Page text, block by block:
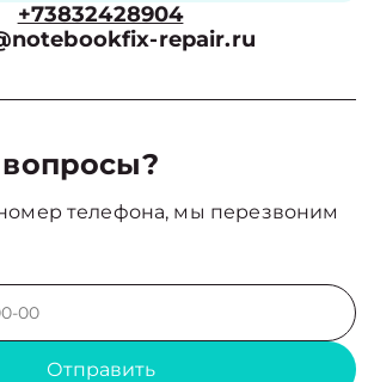
+73832428904
repair.ru
телефона, мы перезвоним
Отправить